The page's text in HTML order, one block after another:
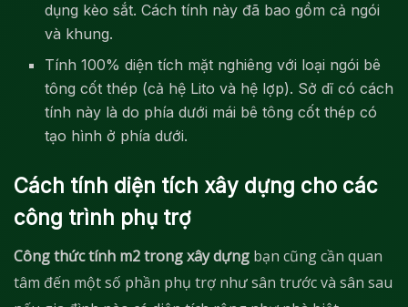
dụng kèo sắt. Cách tính này đã bao gồm cả ngói
và khung.
Tính 100% diện tích mặt nghiêng với loại ngói bê
tông cốt thép (cả hệ Lito và hệ lợp). Sở dĩ có cách
tính này là do phía dưới mái bê tông cốt thép có
tạo hình ở phía dưới.
Cách tính diện tích xây dựng cho các
công trình phụ trợ
Công thức tính m2 trong xây dựng bạn cũng cần quan
tâm đến một số phần phụ trợ như sân trước và sân sau